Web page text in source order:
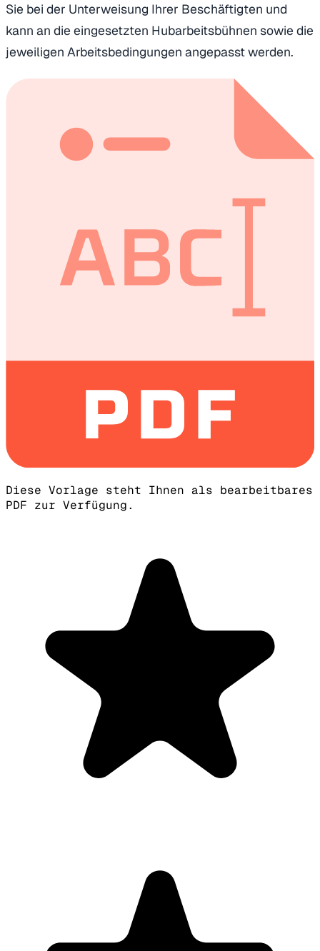
Sie bei der Unterweisung Ihrer Beschäftigten und
kann an die eingesetzten Hubarbeitsbühnen sowie die
jeweiligen Arbeitsbedingungen angepasst werden.
Diese Vorlage steht Ihnen als bearbeitbares
PDF zur Verfügung.